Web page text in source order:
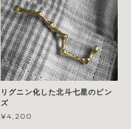
リグニン化した北斗七星のピン
ズ
¥4,200